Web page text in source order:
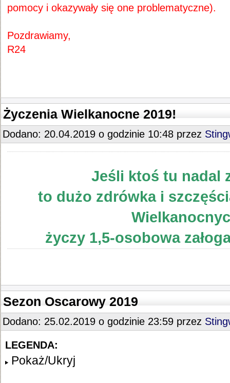
pomocy i okazywały się one problematyczne).
Pozdrawiamy,
R24
Życzenia Wielkanocne 2019!
Dodano: 20.04.2019 o godzinie 10:48 przez
Jeśli ktoś tu nadal
to dużo zdrówka i
życzy 1,5-osobowa
Sezon Oscarowy 2019
Dodano: 25.02.2019 o godzinie 23:59 przez
LEGENDA:
Pokaż/Ukryj